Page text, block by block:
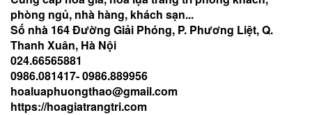
phòng ngủ, nhà hàng, khách sạn...
Số nhà 164 Đường Giải Phóng, P. Phương Liệt, Q.
Thanh Xuân, Hà Nội
024.66565881
0986.081417- 0986.889956
hoaluaphuongthao@gmail.com
https://hoagiatrangtri.com